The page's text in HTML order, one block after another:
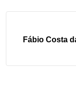
Fábio Costa